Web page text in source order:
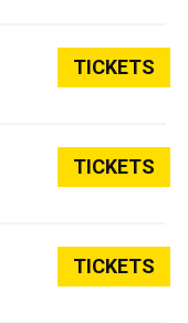
TICKETS
TICKETS
TICKETS